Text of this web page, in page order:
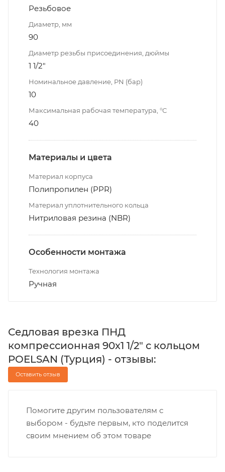
Резьбовое
Диаметр, мм
90
Диаметр резьбы присоединения, дюймы
1 1/2"
Номинальное давление, PN (бар)
10
Максимальная рабочая температура, °С
40
Материалы и цвета
Материал корпуса
Полипропилен (PPR)
Материал уплотнительного кольца
Нитриловая резина (NBR)
Особенности монтажа
Технология монтажа
Ручная
Седловая врезка ПНД
компрессионная 90х1 1/2" с кольцом
POELSAN (Турция) - отзывы:
Оставить отзыв
Помогите другим пользователям с
выбором - будьте первым, кто поделится
своим мнением об этом товаре